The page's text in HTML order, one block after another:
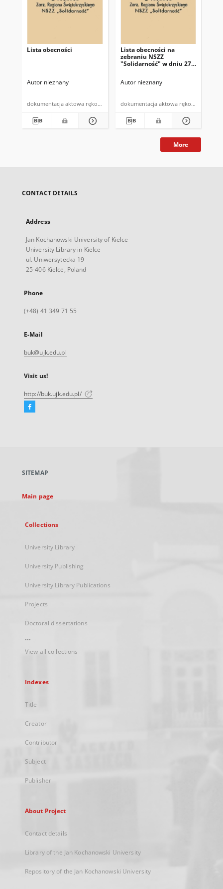
Lista obecności
Autor nieznany
dokumentacja aktowa rękopis
Lista obecności na
zebraniu NSZZ
"Solidarność" w dniu 27
Autor nieznany
dokumentacja aktowa rękopis
More
CONTACT DETAILS
Address
Jan Kochanowski University of Kielce
University Library in Kielce
ul. Uniwersytecka 19
25-406 Kielce, Poland
Phone
(+48) 41 349 71 55
E-Mail
buk@ujk.edu.pl
Visit us!
http://buk.ujk.edu.pl/
Facebook
new
SITEMAP
Main page
Collections
University Library
University Publishing
University Library Publications
Projects
Doctoral dissertations
...
View all collections
Indexes
Title
Creator
Contributor
Subject
Publisher
About Project
Contact details
Library of the Jan Kochanowski University
Repository of the Jan Kochanowski University